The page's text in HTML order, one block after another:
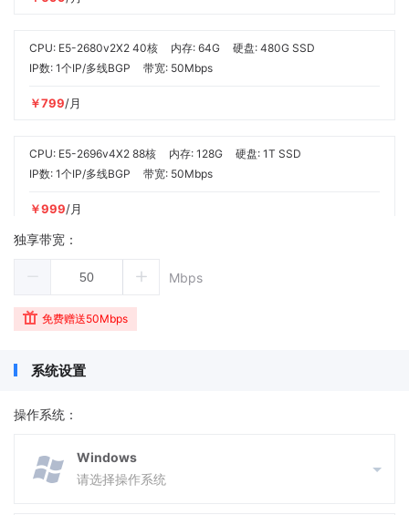
CPU: E5-2680v2X2 40核 内存: 64G
硬盘: 480G SSD
IP数: 1个IP/多线BGP
带宽: 50Mbps
￥799/月
CPU: E5-2696v4X2 88核 内存: 128G
硬盘: 1T SSD
IP数: 1个IP/多线BGP
带宽: 50Mbps
￥999/月
IP数: 1个IP/多线BGP
带宽: 50Mbps
￥1299/月
CPU: I9-14900K
￥1399/月
CPU: R9-9950X（水冷定制）
独享带宽：
Mbps
免费赠送50Mbps
系统设置
操作系统：
Windows
请选择操作系统